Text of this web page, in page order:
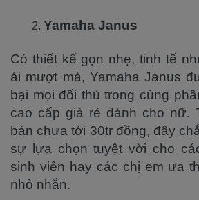
Yamaha Janus
Có thiết kế gọn nhẹ, tinh tế
ái mượt mà, Yamaha Janus
bại mọi đối thủ trong cùng
cao cấp giá rẻ dành cho nữ.
bán chưa tới 30tr đồng, đây
sự lựa chọn tuyệt vời cho
sinh viên hay các chị em ưa
nhỏ nhắn.